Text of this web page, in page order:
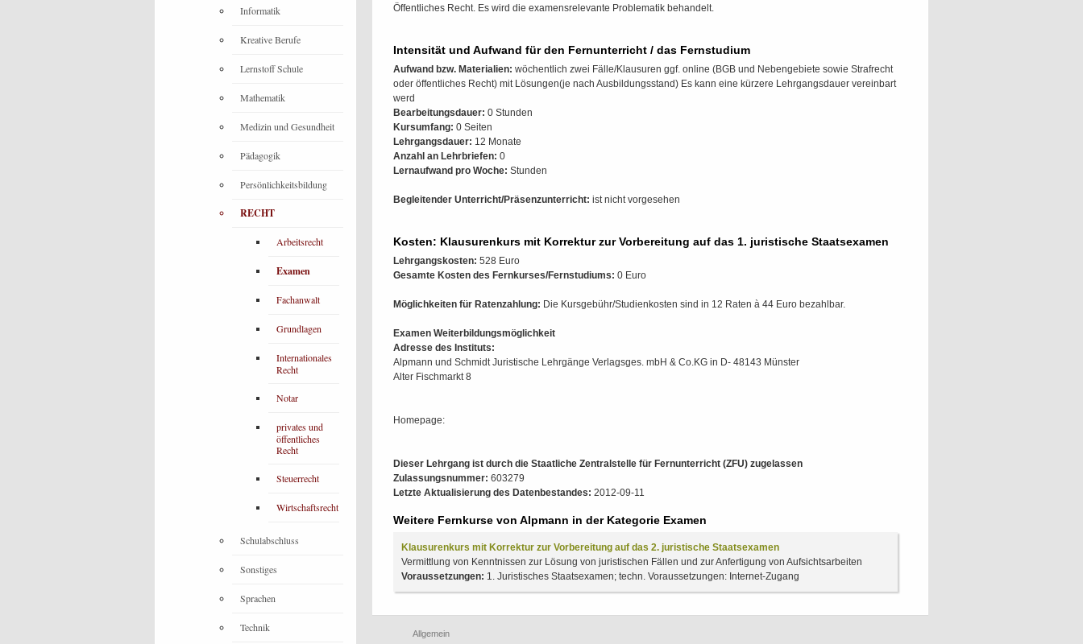
Öffentliches Recht. Es wird die examensrelevante Problematik behandelt.
Intensität und Aufwand für den Fernunterricht / das Fernstudium
Aufwand bzw. Materialien: wöchentlich zwei Fälle/Klausuren ggf. online (BGB und Nebengebiete sowie Strafrecht
oder öffentliches Recht) mit Lösungen(je nach Ausbildungsstand) Es kann eine kürzere Lehrgangsdauer vereinbart
werd
Bearbeitungsdauer: 0 Stunden
Kursumfang: 0 Seiten
Lehrgangsdauer: 12 Monate
Anzahl an Lehrbriefen: 0
Lernaufwand pro Woche: Stunden
Begleitender Unterricht/Präsenzunterricht: ist nicht vorgesehen
Kosten: Klausurenkurs mit Korrektur zur Vorbereitung auf das 1. juristische Staatsexamen
Lehrgangskosten: 528 Euro
Gesamte Kosten des Fernkurses/Fernstudiums: 0 Euro
Möglichkeiten für Ratenzahlung: Die Kursgebühr/Studienkosten sind in 12 Raten à 44 Euro bezahlbar.
Examen Weiterbildungsmöglichkeit
Adresse des Instituts:
Alpmann und Schmidt Juristische Lehrgänge Verlagsges. mbH & Co.KG in D- 48143 Münster
Alter Fischmarkt 8
Homepage:
Dieser Lehrgang ist durch die Staatliche Zentralstelle für Fernunterricht (ZFU) zugelassen
Zulassungsnummer: 603279
Letzte Aktualisierung des Datenbestandes: 2012-09-11
Weitere Fernkurse von Alpmann in der Kategorie Examen
Klausurenkurs mit Korrektur zur Vorbereitung auf das 2. juristische Staatsexamen
Vermittlung von Kenntnissen zur Lösung von juristischen Fällen und zur Anfertigung von Aufsichtsarbeiten
Voraussetzungen: 1. Juristisches Staatsexamen; techn. Voraussetzungen: Internet-Zugang
Allgemein
Informatik
Kreative Berufe
Lernstoff Schule
Mathematik
Medizin und Gesundheit
Pädagogik
Persönlichkeitsbildung
RECHT
Arbeitsrecht
Examen
Fachanwalt
Grundlagen
Internationales
Recht
Notar
privates und
öffentliches
Recht
Steuerrecht
Wirtschaftsrecht
Schulabschluss
Sonstiges
Sprachen
Technik